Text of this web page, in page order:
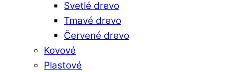
Svetlé drevo
Tmavé drevo
Červené drevo
Kovové
Plastové